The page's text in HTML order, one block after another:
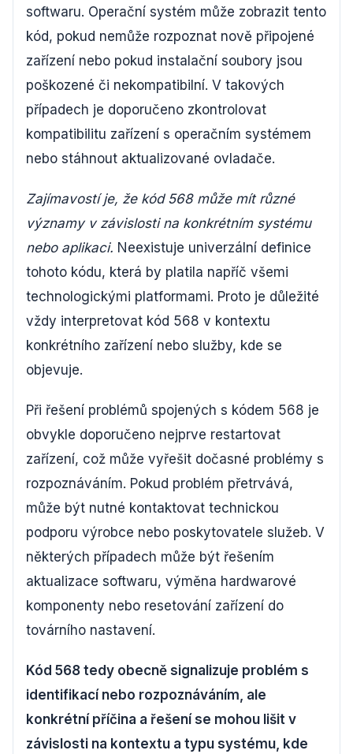
softwaru. Operační systém může zobrazit tento
kód, pokud nemůže rozpoznat nově připojené
zařízení nebo pokud instalační soubory jsou
poškozené či nekompatibilní. V takových
případech je doporučeno zkontrolovat
kompatibilitu zařízení s operačním systémem
nebo stáhnout aktualizované ovladače.
Zajímavostí je, že kód 568 může mít různé
významy v závislosti na konkrétním systému
nebo aplikaci. Neexistuje univerzální definice
tohoto kódu, která by platila napříč všemi
technologickými platformami. Proto je důležité
vždy interpretovat kód 568 v kontextu
konkrétního zařízení nebo služby, kde se
objevuje.
Při řešení problémů spojených s kódem 568 je
obvykle doporučeno nejprve restartovat
zařízení, což může vyřešit dočasné problémy s
rozpoznáváním. Pokud problém přetrvává,
může být nutné kontaktovat technickou
podporu výrobce nebo poskytovatele služeb. V
některých případech může být řešením
aktualizace softwaru, výměna hardwarové
komponenty nebo resetování zařízení do
továrního nastavení.
Kód 568 tedy obecně signalizuje problém s
identifikací nebo rozpoznáváním, ale
konkrétní příčina a řešení se mohou lišit v
závislosti na kontextu a typu systému, kde